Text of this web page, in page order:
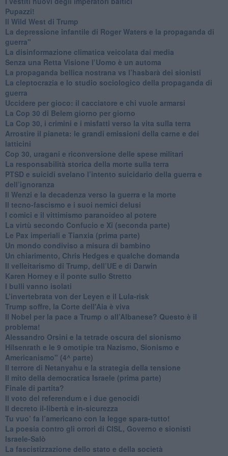
​Pupazzi!
​Il Wild West di Trump
​La depressione infantile di Roger Waters e la propaganda di
guerra"
​La disinformazione climatica veicolata dai media
Senza una Retta Visione l’Uomo è un automa
​La propaganda bellica nostrana vs l’hasbarà dei sionisti
​La cleptocrazia e lo studio sociologico della propaganda di
guerra
​Uccidere per gioco: il cacciatore e chi vuole armarsi
​La Cop 30 di Belem giorno per giorno
La Cop 30, i crimini e i misfatti verso la vita sulla terra
Arrostire il pianeta: le grandi emissioni della carne e dei
latticini
​Cop 30, uragani e riconversione delle spese militari
La responsabilità storica della morte sulla terra
PTSD e suicidi svelano l’intento suicidario della guerra e
dell’ignoranza
Il Wenzi e la decadenza verso la guerra e la morte
​Il tecno-fascismo e i suoi nemici delusi
​I comici e il vittimismo paranoideo al potere
​La virtù secondo Confucio e Xi (seconda parte)
Le Pax imperiali e Tianxia (prima parte)
Un mondo condiviso a misura di bambino
​Un chiarimento, Chris Hedges e qualche domanda
Il velleitarismo di Trump, dell’UE e di Darwin
​Karen Horney e il ponte sullo Stretto
​I bulli vanno isolati
L’invertebrata von der Leyen e il Lula-risk
Trump soffre, la Corte dell'Aia è viva
​Il Nobel per la pace a Trump o all’Albanese? Questo è il
problema!
​Alessandro Orsini e la tetrade oscura del sionismo
​Hilsenrath e le 9 omotipie tra Nazismo, Sionismo e
Americanismo" (4^ parte)
​Il terrore di Netanyahu e la strategia della tensione
Il mito della democratica Israele (prima parte)
​Finale di partita?
​Il voto del referendum e i due genocidi
Il decreto il-libertà e in-sicurezza
Tu vuo’ fa l’americano con la legge spara-tutto!
La poesia contro gli orrori di CISL, Governo e sionisti
Israele-Salò
​La fascistizzazione dello stato e della società